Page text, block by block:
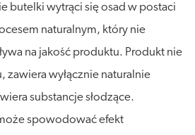
butelki wytrąci się osad w postaci
naturalnym, który nie
na jakość produktu. Produkt nie
zawiera wyłącznie naturalnie
substancje słodzące.
spowodować efekt